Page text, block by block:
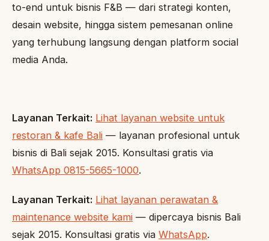
to-end untuk bisnis F&B — dari strategi konten,
desain website, hingga sistem pemesanan online
yang terhubung langsung dengan platform social
media Anda.
Layanan Terkait: Lihat layanan website untuk
restoran & kafe Bali — layanan profesional untuk
bisnis di Bali sejak 2015. Konsultasi gratis via
WhatsApp 0815-5665-1000.
Layanan Terkait: Lihat layanan perawatan &
maintenance website kami — dipercaya bisnis Bali
sejak 2015. Konsultasi gratis via WhatsApp.